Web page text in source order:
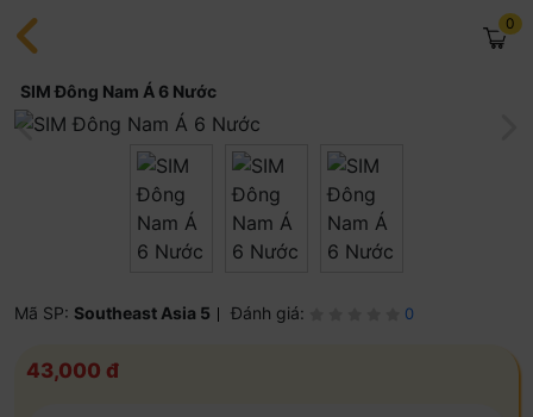
0
SIM Đông Nam Á 6 Nước
Mã SP: Southeast Asia 5 Đánh giá: 0
43,000 đ